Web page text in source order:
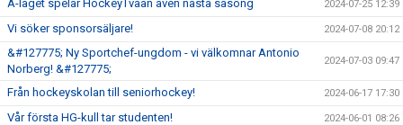
A-laget spelar HockeyTvåan även nästa säsong 2024-07-25 12:39
Vi söker sponsorsäljare! 2024-07-08 20:12
&#127775; Ny Sportchef-ungdom - vi välkomnar Antonio
Norberg! &#127775;
2024-07-03 09:47
Från hockeyskolan till seniorhockey! 2024-06-17 17:30
Vår första HG-kull tar studenten! 2024-06-01 08:26